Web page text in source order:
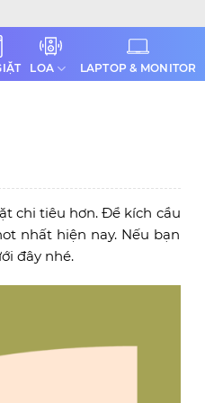
LOA LAPTOP & MONITOR
chi tiêu hơn. Để kích cầu
nhất hiện nay. Nếu bạn
đây nhé.